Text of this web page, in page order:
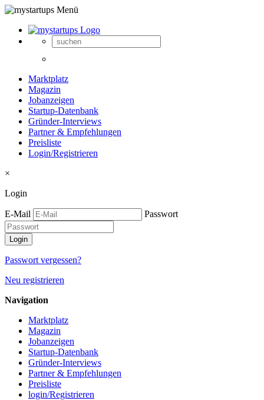
Marktplatz
Magazin
Jobanzeigen
Startup-Datenbank
Gründer-Interviews
Partner & Empfehlungen
Preisliste
Login/Registrieren
×
Login
E-Mail Passwort
Passwort vergessen?
Neu registrieren
Navigation
Marktplatz
Magazin
Jobanzeigen
Startup-Datenbank
Gründer-Interviews
Partner & Empfehlungen
Preisliste
login/Registrieren